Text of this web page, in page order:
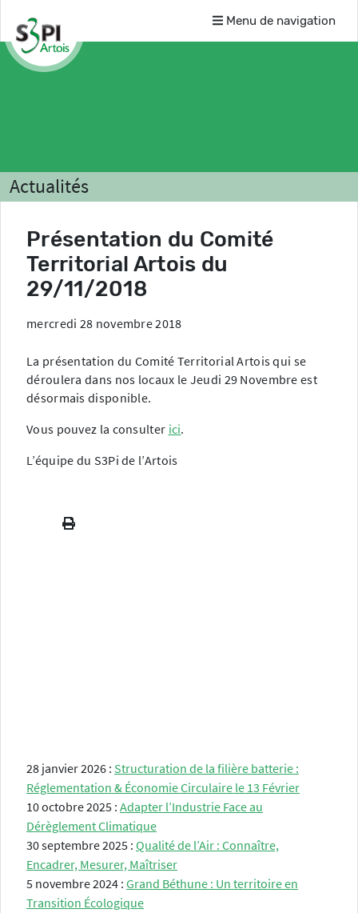
Menu de navigation
Actualités
Présentation du Comité
Territorial Artois du
29/11/2018
mercredi 28 novembre 2018
La présentation du Comité Territorial Artois qui se
déroulera dans nos locaux le Jeudi 29 Novembre est
désormais disponible.
Vous pouvez la consulter ici.
L’équipe du S3Pi de l’Artois
28 janvier 2026 : Structuration de la filière batterie :
Réglementation & Économie Circulaire le 13 Février
10 octobre 2025 : Adapter l’Industrie Face au
Dérèglement Climatique
30 septembre 2025 : Qualité de l’Air : Connaître,
Encadrer, Mesurer, Maîtriser
5 novembre 2024 : Grand Béthune : Un territoire en
Transition Écologique